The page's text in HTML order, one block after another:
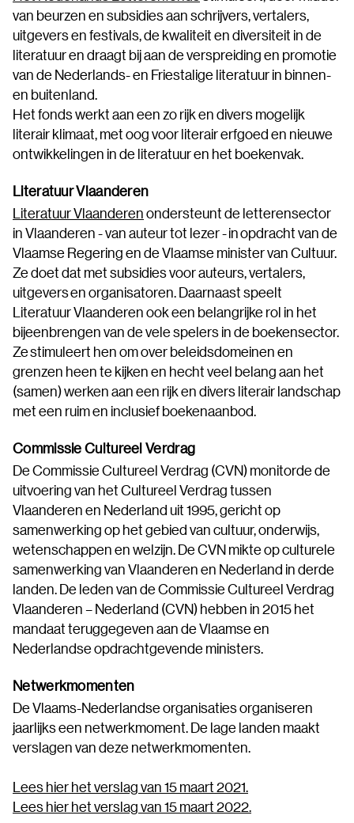
van beurzen en subsidies aan schrijvers, vertalers,
uitgevers en festivals, de kwaliteit en diversiteit in de
literatuur en draagt bij aan de verspreiding en promotie
van de Nederlands- en Friestalige literatuur in binnen-
en buitenland.
Het fonds werkt aan een zo rijk en divers mogelijk
literair klimaat, met oog voor literair erfgoed en nieuwe
ontwikkelingen in de literatuur en het boekenvak.
Literatuur Vlaanderen
Literatuur Vlaanderenondersteunt de letterensector
in Vlaanderen - van auteur tot lezer - in opdracht van de
Vlaamse Regering en de Vlaamse minister van Cultuur.
Ze doet dat met subsidies voor auteurs, vertalers,
uitgevers en organisatoren. Daarnaast speelt
Literatuur Vlaanderen ook een belangrijke rol in het
bijeenbrengen van de vele spelers in de boekensector.
Ze stimuleert hen om over beleidsdomeinen en
grenzen heen te kijken en hecht veel belang aan het
(samen) werken aan een rijk en divers literair landschap
met een ruim en inclusief boekenaanbod.
Commissie Cultureel Verdrag
De Commissie Cultureel Verdrag (CVN) monitorde de
uitvoering van het Cultureel Verdrag tussen
Vlaanderen en Nederland uit 1995, gericht op
samenwerking op het gebied van cultuur, onderwijs,
wetenschappen en welzijn. De CVN mikte op culturele
samenwerking van Vlaanderen en Nederland in derde
landen. De leden van de Commissie Cultureel Verdrag
Vlaanderen – Nederland (CVN) hebben in 2015 het
mandaat teruggegeven aan de Vlaamse en
Nederlandse opdrachtgevende ministers.
Netwerkmomenten
De Vlaams-Nederlandse organisaties organiseren
jaarlijks een netwerkmoment. De lage landen maakt
verslagen van deze netwerkmomenten.
Lees hier het verslag van 15 maart 2021.
Lees hier het verslag van 15 maart 2022.